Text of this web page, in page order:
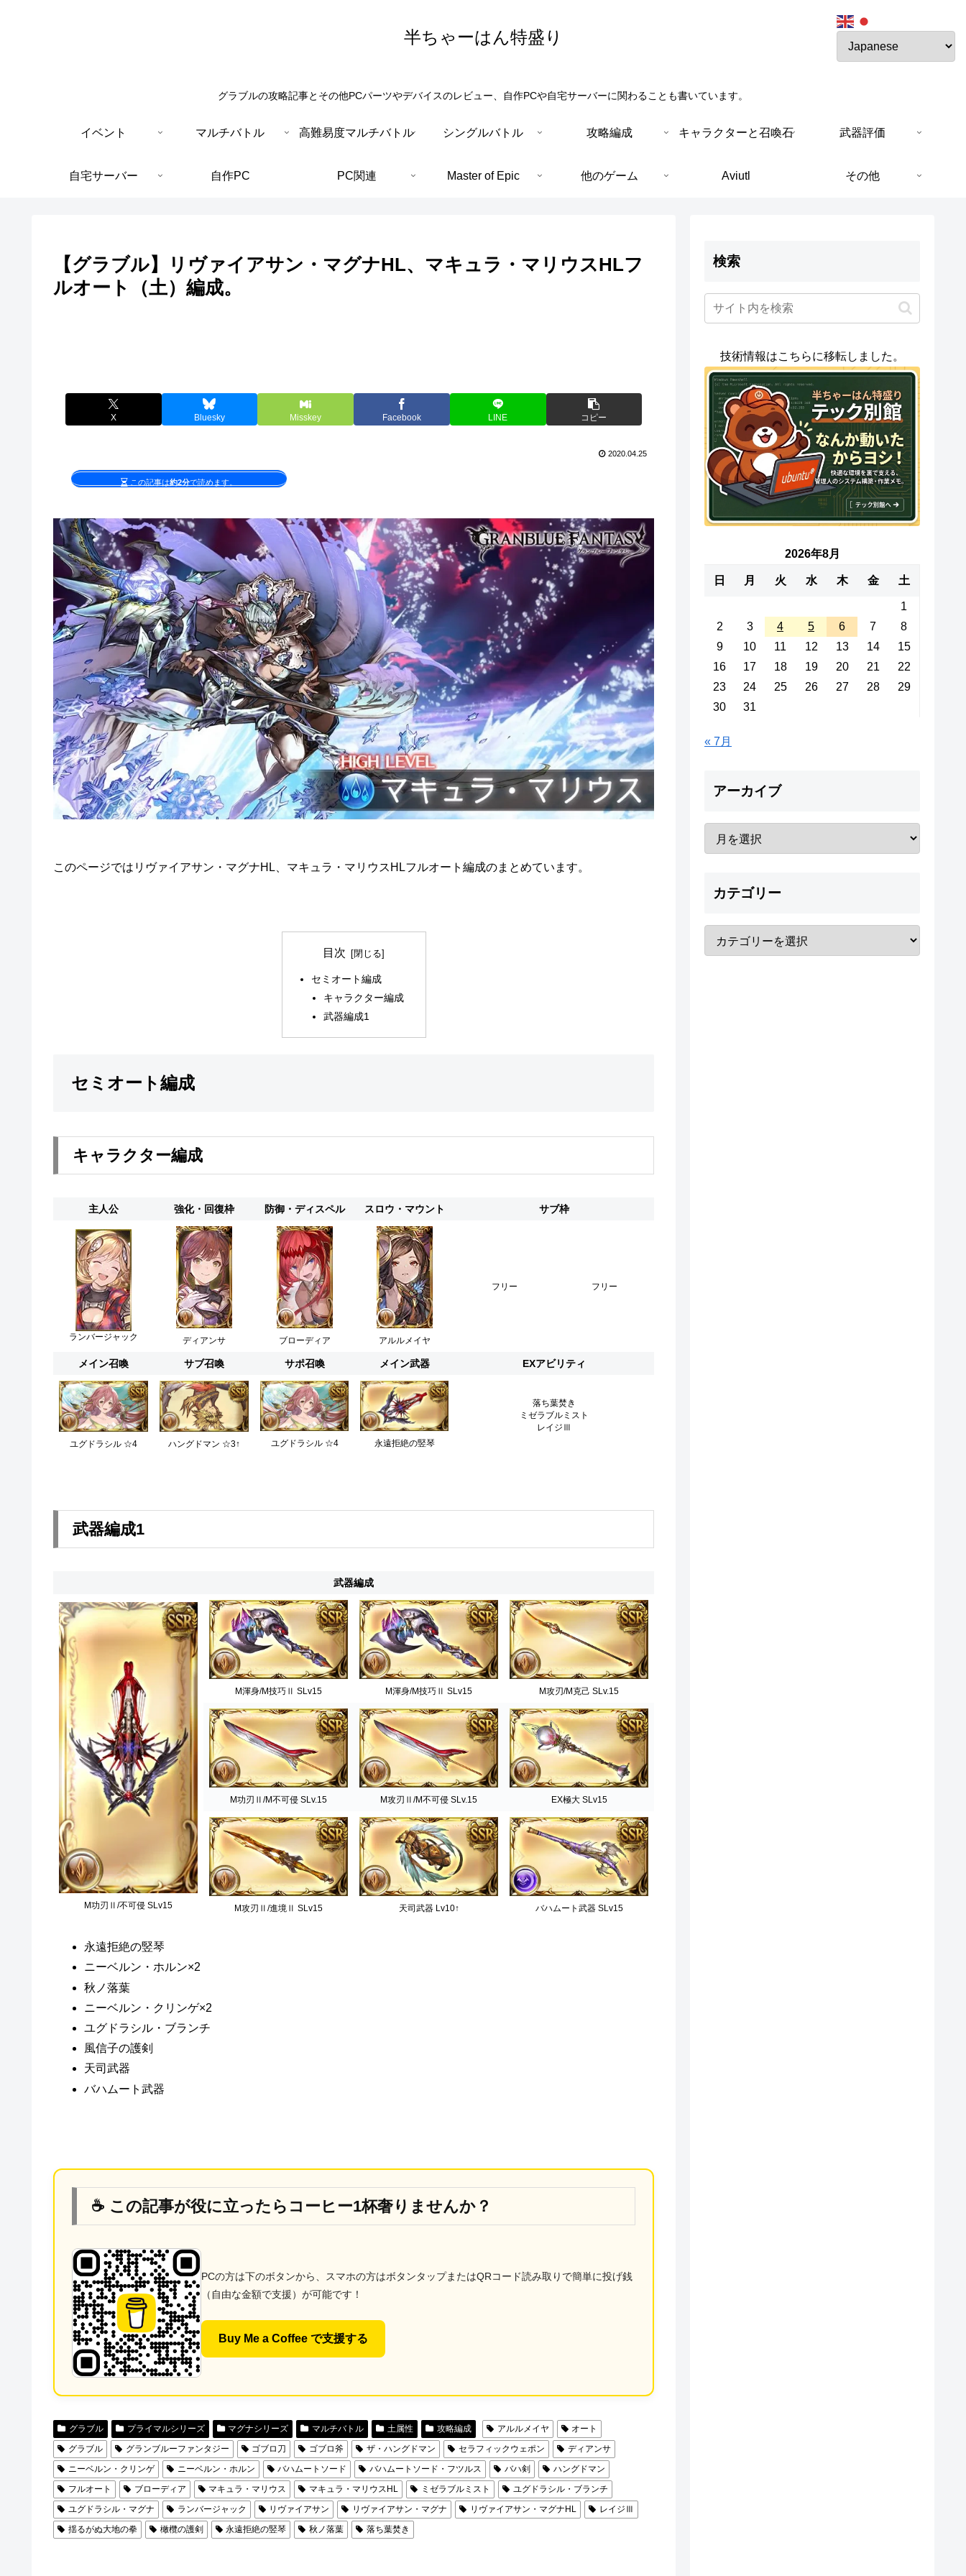
半ちゃーはん特盛り
グラブルの攻略記事とその他PCパーツやデバイスのレビュー、自作PCや自宅サーバーに関わることも書いています。
イベント マルチバトル 高難易度マルチバトル シングルバトル 攻略編成 キャラクターと召喚石 武器評価
自宅サーバー 自作PC PC関連 Master of Epic 他のゲーム Aviutl その他
【グラブル】リヴァイアサン・マグナHL、マキュラ・マリウスHLフ
ルオート（土）編成。
X Bluesky Misskey Facebook LINE コピー
2020.04.25
この記事は約2分で読めます。
このページではリヴァイアサン・マグナHL、マキュラ・マリウスHLフルオート編成のまとめています。
目次
セミオート編成
キャラクター編成
武器編成1
セミオート編成
キャラクター編成
主人公 強化・回復枠 防御・ディスペル スロウ・マウント サブ枠
ランバージャック ディアンサ ブローディア アルルメイヤ
フリー フリー
メイン召喚 サブ召喚 サポ召喚 メイン武器 EXアビリティ
ユグドラシル ☆4 ハングドマン ☆3↑ ユグドラシル ☆4 永遠拒絶の竪琴
落ち葉焚き
ミゼラブルミスト
レイジⅢ
武器編成1
武器編成
M功刃Ⅱ/不可侵 SLv15
M渾身/M技巧Ⅱ SLv15 M渾身/M技巧Ⅱ SLv15 M攻刃/M克己 SLv.15
M功刃Ⅱ/M不可侵 SLv.15 M攻刃Ⅱ/M不可侵 SLv.15 EX極大 SLv15
M攻刃Ⅱ/進境Ⅱ SLv15 天司武器 Lv10↑ バハムート武器 SLv15
永遠拒絶の竪琴
ニーベルン・ホルン×2
秋ノ落葉
ニーベルン・クリンゲ×2
ユグドラシル・ブランチ
風信子の護剣
天司武器
バハムート武器
☕ この記事が役に立ったらコーヒー1杯奢りませんか？
PCの方は下のボタンから、スマホの方はボタンタップまたはQRコード読み取りで簡単に投げ銭
（自由な金額で支援）が可能です！
Buy Me a Coffee で支援する
グラブル プライマルシリーズ マグナシリーズ マルチバトル 土属性 攻略編成 アルルメイヤ
オート
グラブル
グランブルーファンタジー ゴブロ刀 ゴブロ斧 ザ・ハングドマン セラフィックウェポン
ディアンサ
ニーベルン・クリンゲ
ニーベルン・ホルン バハムートソード バハムートソード・フツルス バハ剣
ハングドマン
フルオート
ブローディア マキュラ・マリウス マキュラ・マリウスHL ミゼラブルミスト
ユグドラシル・ブランチ
ユグドラシル・マグナ
ランバージャック リヴァイアサン リヴァイアサン・マグナ リヴァイアサン・マグナHL
レイジⅢ
揺るがぬ大地の拳
橄欖の護剣 永遠拒絶の竪琴 秋ノ落葉 落ち葉焚き
検索
技術情報はこちらに移転しました。
2026年8月
日 月 火 水 木 金 土
1
2
3 4 5 6 7
8
9
10 11 12 13 14
15
16
17 18 19 20 21
22
23
24 25 26 27 28
29
30
31
« 7月
アーカイブ
カテゴリー